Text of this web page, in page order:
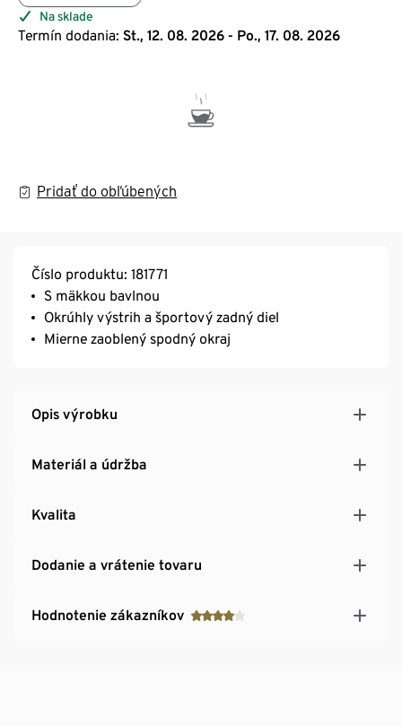
Na sklade
Termín dodania: St., 12. 08. 2026 - Po., 17. 08. 2026
Pridať do obľúbených
Číslo produktu: 181771
S mäkkou bavlnou
Okrúhly výstrih a športový zadný diel
Mierne zaoblený spodný okraj
Opis výrobku
Materiál a údržba
Kvalita
Dodanie a vrátenie tovaru
Hodnotenie zákazníkov